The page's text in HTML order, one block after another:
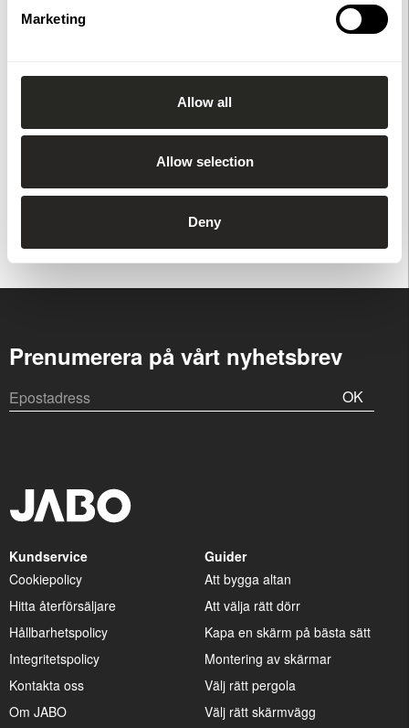
Marketing
Allow all
Allow selection
Deny
Prenumerera på vårt nyhetsbrev
OK
Kundservice
Cookiepolicy
Hitta återförsäljare
Hållbarhetspolicy
Integritetspolicy
Kontakta oss
Om JABO
Guider
Att bygga altan
Att välja rätt dörr
Kapa en skärm på bästa sätt
Montering av skärmar
Välj rätt pergola
Välj rätt skärmvägg